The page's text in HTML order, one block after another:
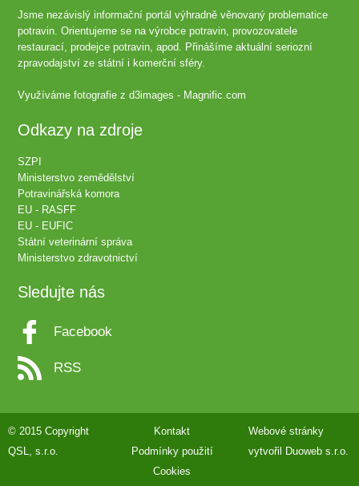
Jsme nezávislý informační portál výhradně věnovaný problematice
potravin. Orientujeme se na výrobce potravin, provozovatele
restaurací, prodejce potravin, apod. Přinášíme aktuální seriozní
zpravodajství ze státní i komerční sféry.
Využíváme fotografie zd3images - Magnific.com
Odkazy na zdroje
SZPI
Ministerstvo zemědělství
Potravinářská komora
EU - RASFF
EU - EUFIC
Státní veterinární správa
Ministerstvo zdravotnictví
Sledujte nás
Facebook
RSS
© 2015 Copyright
QSL, s.r.o.
Kontakt
Podmínky použití
Cookies
Webové stránky
vytvořil
Duoweb s.r.o.